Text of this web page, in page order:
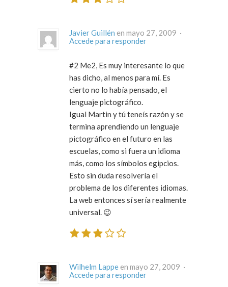
Javier Guillén
en mayo 27, 2009 ·
Accede para responder
#2 Me2, Es muy interesante lo que
has dicho, al menos para mí. Es
cierto no lo había pensado, el
lenguaje pictográfico.
Igual Martin y tú teneís razón y se
termina aprendiendo un lenguaje
pictográfico en el futuro en las
escuelas, como si fuera un idioma
más, como los símbolos egipcios.
Esto sin duda resolvería el
problema de los diferentes idiomas.
La web entonces sí sería realmente
universal. 😉
Wilhelm Lappe
en mayo 27, 2009 ·
Accede para responder